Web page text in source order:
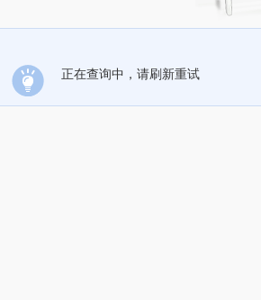
正在查询中，请刷新重试